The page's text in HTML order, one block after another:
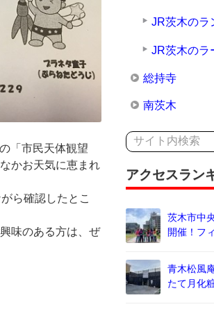
「市民天体観望
かお天気に恵まれ
ら確認したとこ
味のある方は、ぜ
JR茨木のラ
JR茨木のラ
総持寺
南茨木
アクセスラン
茨木市中
開催！フ
青木松風
たて月化